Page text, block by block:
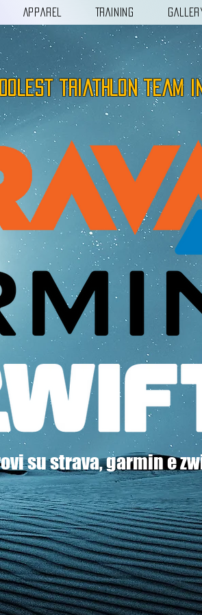
APPAREL TRAINING
coolest triathlon team
su strava, garmin e